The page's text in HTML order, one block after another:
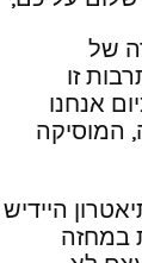
של
זו
אנחנו
המוסיקה
היידיש
במחזה